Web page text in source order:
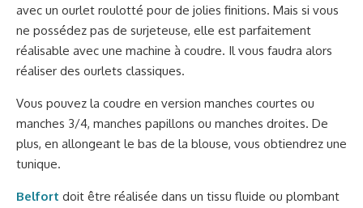
avec un ourlet roulotté pour de jolies finitions. Mais si vous
ne possédez pas de surjeteuse, elle est parfaitement
réalisable avec une machine à coudre. Il vous faudra alors
réaliser des ourlets classiques.
Vous pouvez la coudre en version manches courtes ou
manches 3/4, manches papillons ou manches droites. De
plus, en allongeant le bas de la blouse, vous obtiendrez une
tunique.
Belfort doit être réalisée dans un tissu fluide ou plombant